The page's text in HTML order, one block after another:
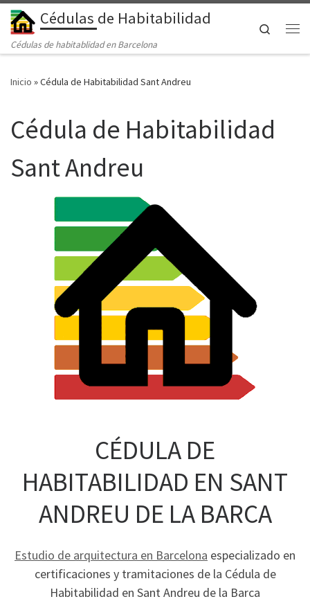
Saltar al contenido
Cédulas de Habitabilidad
Cédulas de habitablidad en Barcelona
Search
Inicio »Cédula de Habitabilidad Sant Andreu
Cédula de Habitabilidad
Sant Andreu
CÉDULA DE
HABITABILIDAD EN SANT
ANDREU DE LA BARCA
Estudio de arquitectura en Barcelona especializado en
certificaciones y tramitaciones de la Cédula de
Habitabilidad en Sant Andreu de la Barca